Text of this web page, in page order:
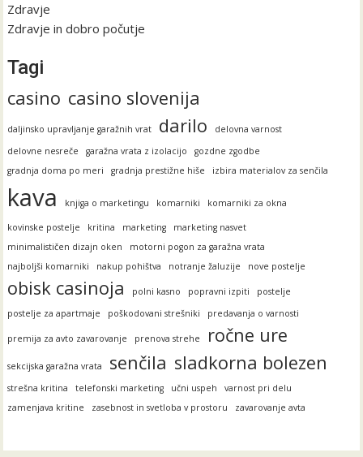
Zdravje
Zdravje in dobro počutje
Tagi
casino casino slovenija
daljinsko upravljanje garažnih vrat darilo
delovna varnost
delovne nesreče
garažna vrata z izolacijo
gozdne zgodbe
gradnja doma po meri
gradnja prestižne hiše izbira materialov za senčila
kava knjiga o marketingu komarniki komarniki za okna
kovinske postelje kritina marketing
marketing nasvet
minimalističen dizajn oken
motorni pogon za garažna vrata
najboljši komarniki
nakup pohištva notranje žaluzije nove postelje
obisk casinoja polni kasno popravni izpiti
postelje
postelje za apartmaje
poškodovani strešniki predavanja o varnosti
premija za avto zavarovanje prenova strehe ročne ure
sekcijska garažna vrata senčila sladkorna bolezen
strešna kritina telefonski marketing učni uspeh
varnost pri delu
zamenjava kritine
zasebnost in svetloba v prostoru zavarovanje avta